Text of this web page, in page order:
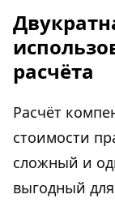
расчёта
Расчёт
стоимости
сложный и
выгодный